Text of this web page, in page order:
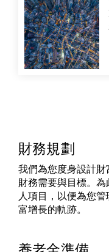
財務規劃
我們為您度身設計
財務需要與目標。
人項目，以便為您
富增長的軌跡。